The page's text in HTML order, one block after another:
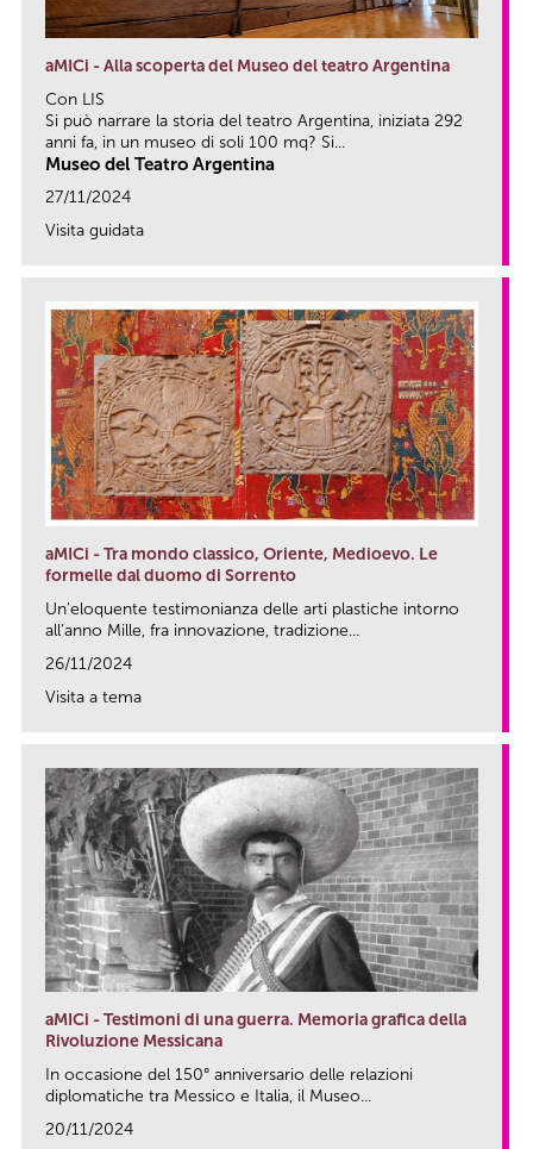
aMICi - Alla scoperta del Museo del teatro Argentina
Con LIS
Si può narrare la storia del teatro Argentina, iniziata 292
anni fa, in un museo di soli 100 mq? Si...
Museo del Teatro Argentina
27/11/2024
Visita guidata
aMICi - Tra mondo classico, Oriente, Medioevo. Le
formelle dal duomo di Sorrento
Un’eloquente testimonianza delle arti plastiche intorno
all’anno Mille, fra innovazione, tradizione...
26/11/2024
Visita a tema
aMICi - Testimoni di una guerra. Memoria grafica della
Rivoluzione Messicana
In occasione del 150° anniversario delle relazioni
diplomatiche tra Messico e Italia, il Museo...
20/11/2024